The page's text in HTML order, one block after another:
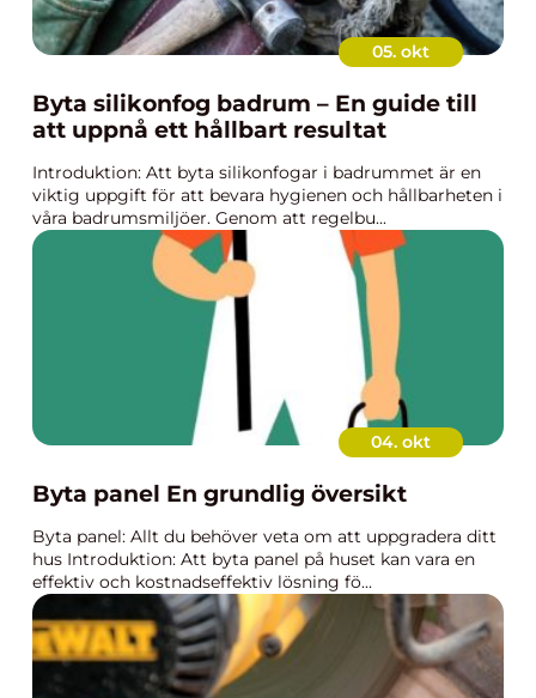
05. okt
Byta silikonfog badrum – En guide till
att uppnå ett hållbart resultat
Introduktion: Att byta silikonfogar i badrummet är en
viktig uppgift för att bevara hygienen och hållbarheten i
våra badrumsmiljöer. Genom att regelbu...
04. okt
Byta panel En grundlig översikt
Byta panel: Allt du behöver veta om att uppgradera ditt
hus Introduktion: Att byta panel på huset kan vara en
effektiv och kostnadseffektiv lösning fö...